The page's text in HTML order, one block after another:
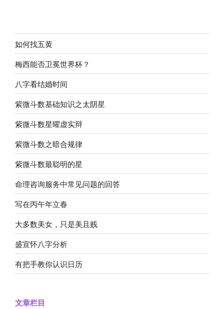
如何找五黄
梅西能否卫冕世界杯？
八字看结婚时间
紫微斗数基础知识之太阴星
紫微斗数星曜虚实辩
紫微斗数之暗合规律
紫微斗数最聪明的星
命理咨询服务中常见问题的回答
写在丙午年立春
大多数美女，只是美且贱
盛宣怀八字分析
有把手教你认识日历
文章栏目